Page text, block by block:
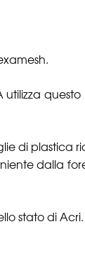
di plastica
dalla
stato di Acri.